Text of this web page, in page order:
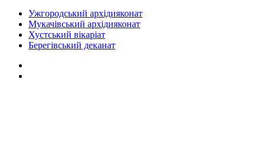
Ужгородський архідияконат
Мукачівський архідияконат
Хустський вікаріат
Берегівський деканат